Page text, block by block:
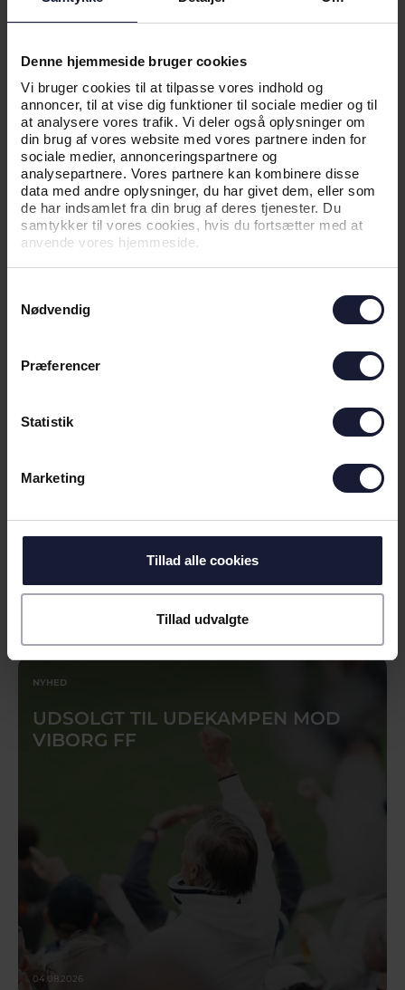
Denne hjemmeside bruger cookies
Vi bruger cookies til at tilpasse vores indhold og
annoncer, til at vise dig funktioner til sociale medier og til
at analysere vores trafik. Vi deler også oplysninger om
din brug af vores website med vores partnere inden for
sociale medier, annonceringspartnere og
analysepartnere. Vores partnere kan kombinere disse
data med andre oplysninger, du har givet dem, eller som
de har indsamlet fra din brug af deres tjenester. Du
samtykker til vores cookies, hvis du fortsætter med at
anvende vores hjemmeside.
Nødvendig
Præferencer
Statistik
Marketing
Tillad alle cookies
Tillad udvalgte
NY EUROPÆISK UDFORDRING
VENTER: - VI HAR FORBEREDT OS
NYHED
UDSOLGT TIL UDEKAMPEN MOD
VIBORG FF
04.08.2026